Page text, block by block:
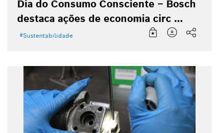
Dia do Consumo Consciente – Bosch
destaca ações de economia circ ...
Sustentabilidade